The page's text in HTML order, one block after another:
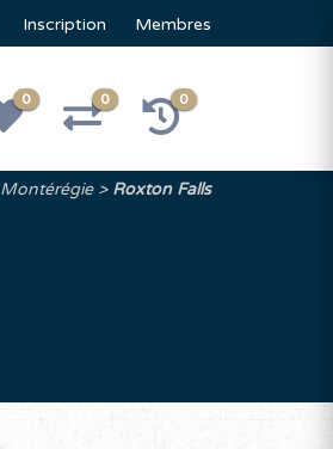
Inscription Membres
0 0 0
Montérégie Roxton Falls